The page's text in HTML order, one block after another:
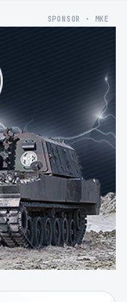
SPONSOR · MKE